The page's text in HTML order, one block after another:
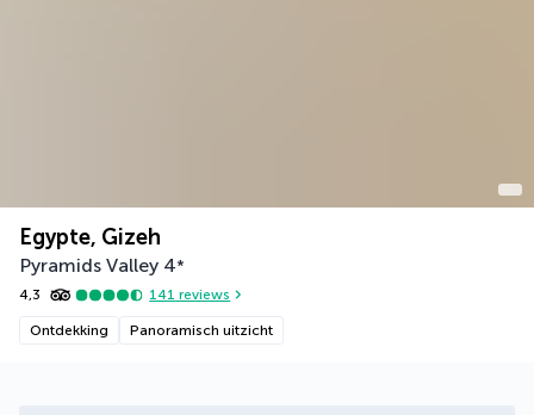
Egypte, Gizeh
Pyramids Valley 4*
4,3 141 reviews
Ontdekking Panoramisch uitzicht